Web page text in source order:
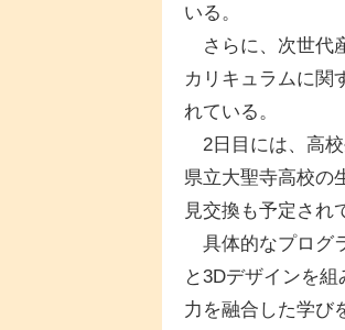
いる。
さらに、次世代
カリキュラムに関
れている。
2日目には、高校
県立大聖寺高校の
見交換も予定され
具体的なプログ
と3Dデザインを
力を融合した学び